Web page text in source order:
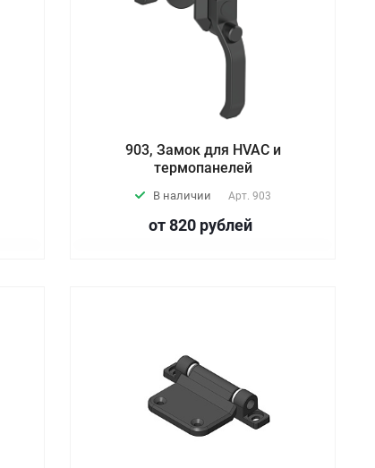
903, Замок для HVAC и
термопанелей
В наличии Арт. 903
от 820 рублей